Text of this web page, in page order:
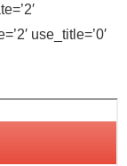
use_title=’0′